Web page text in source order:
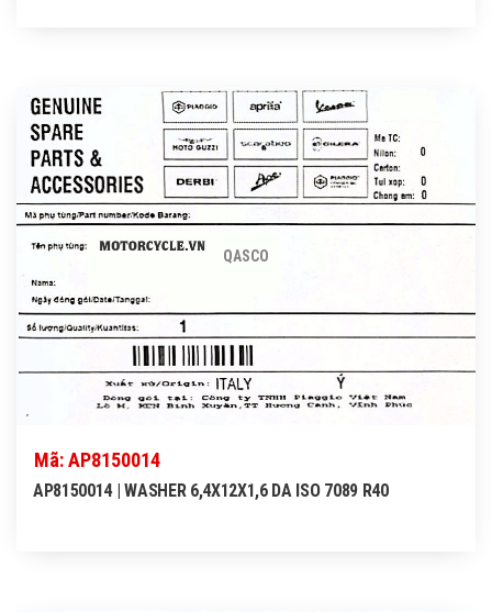
QASCO
Mã: AP8150014
AP8150014 | WASHER 6,4X12X1,6 DA ISO 7089 R40